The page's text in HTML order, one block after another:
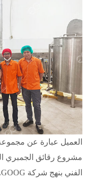
العميل عبارة عن
مشروع رقائق الجمبري